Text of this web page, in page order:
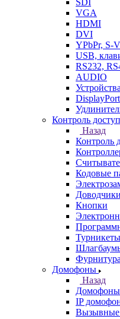
SDI
VGA
HDMI
DVI
YPbPr, S-
USB,
RS232,
AUDIO
DisplayPort
Контроль
Назад
Контроль
Кодовые
Доводчики
Кнопки
Турникеты
Домофоны
Назад
Домофоны
IP
Вызывные